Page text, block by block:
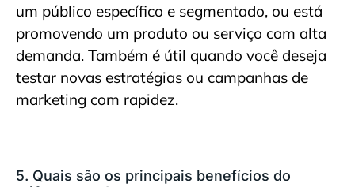
um público específico e segmentado, ou está
promovendo um produto ou serviço com alta
demanda. Também é útil quando você deseja
testar novas estratégias ou campanhas de
marketing com rapidez.
5. Quais são os principais benefícios do